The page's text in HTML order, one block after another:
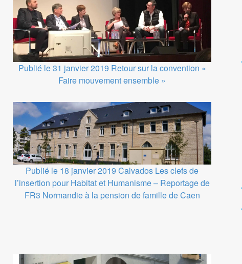
Publié le 31 janvier 2019 Retour sur la convention «
Faire mouvement ensemble »
Publié le 18 janvier 2019 Calvados Les clefs de
l’insertion pour Habitat et Humanisme – Reportage de
FR3 Normandie à la pension de famille de Caen